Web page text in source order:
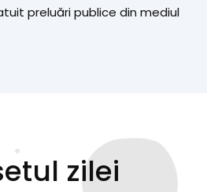
preluări publice din mediul
zilei